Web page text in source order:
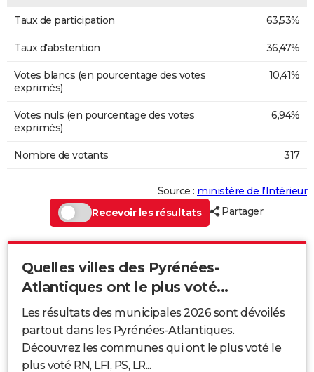
Taux de participation 63,53%
Taux d'abstention 36,47%
Votes blancs (en pourcentage des votes
exprimés)
10,41%
Votes nuls (en pourcentage des votes
exprimés)
6,94%
Nombre de votants 317
Source : ministère de l’Intérieur
Recevoir les résultats
Partager
Quelles villes des Pyrénées-
Atlantiques ont le plus voté...
Les résultats des municipales 2026 sont dévoilés
partout dans les Pyrénées-Atlantiques.
Découvrez les communes qui ont le plus voté le
plus voté RN, LFI, PS, LR...